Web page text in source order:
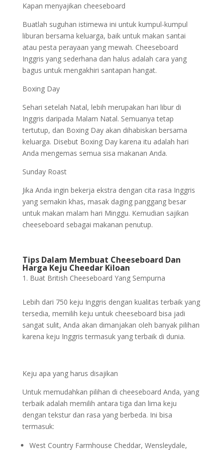
Kapan menyajikan cheeseboard
Buatlah suguhan istimewa ini untuk kumpul-kumpul
liburan bersama keluarga, baik untuk makan santai
atau pesta perayaan yang mewah. Cheeseboard
Inggris yang sederhana dan halus adalah cara yang
bagus untuk mengakhiri santapan hangat.
Boxing Day
Sehari setelah Natal, lebih merupakan hari libur di
Inggris daripada Malam Natal. Semuanya tetap
tertutup, dan Boxing Day akan dihabiskan bersama
keluarga. Disebut Boxing Day karena itu adalah hari
Anda mengemas semua sisa makanan Anda.
Sunday Roast
Jika Anda ingin bekerja ekstra dengan cita rasa Inggris
yang semakin khas, masak daging panggang besar
untuk makan malam hari Minggu. Kemudian sajikan
cheeseboard sebagai makanan penutup.
Tips Dalam Membuat Cheeseboard Dan
Harga Keju Cheedar Kiloan
Buat British Cheeseboard Yang Sempurna
Lebih dari 750 keju Inggris dengan kualitas terbaik yang
tersedia, memilih keju untuk cheeseboard bisa jadi
sangat sulit, Anda akan dimanjakan oleh banyak pilihan
karena keju Inggris termasuk yang terbaik di dunia.
Keju apa yang harus disajikan
Untuk memudahkan pilihan di cheeseboard Anda, yang
terbaik adalah memilih antara tiga dan lima keju
dengan tekstur dan rasa yang berbeda. Ini bisa
termasuk:
West Country Farmhouse Cheddar, Wensleydale,